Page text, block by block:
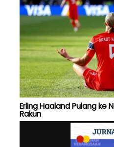
Erling Haaland Pulang ke
Rakun